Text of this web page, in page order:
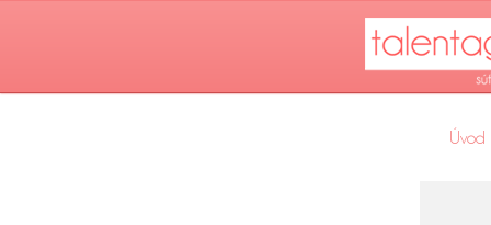
Úvod